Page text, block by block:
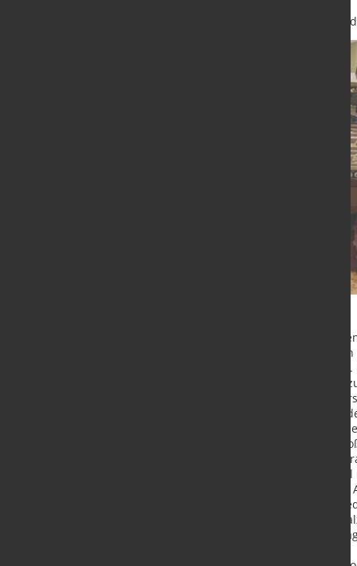
von Hubert
Kriegerische
veranlassen immer mehr Länder
Verteidigungsfähigkeit zu
Wahrnehmung von Bedrohungen
Deutschland und seine Partner
ihrer nationalen Existenz. Die mit
Nachfrage nach Panzern,
stellt die Rüstungsindustrie vor
Stahl- und Schmiedelösungen
Rüstungshersteller auf
Gruppe (SHS - Stahl-Holding-
Aktiengesellschaft und
von Stahlherstellung,
macht das Trio seit Jahren zu